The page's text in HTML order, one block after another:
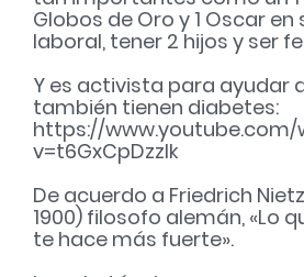
Globos de Oro y 1 Oscar
laboral, tener 2 hijos y ser
Y es activista para ayudar
también tienen diabetes:
https://www.youtube.com/
v=t6GxCpDzzlk
De acuerdo a Friedrich
1900) filosofo alemán, «Lo
te hace más fuerte».